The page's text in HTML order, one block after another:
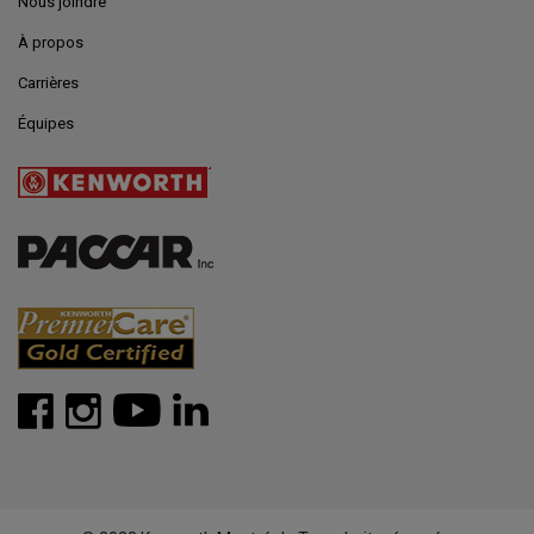
À propos
Carrières
Équipes